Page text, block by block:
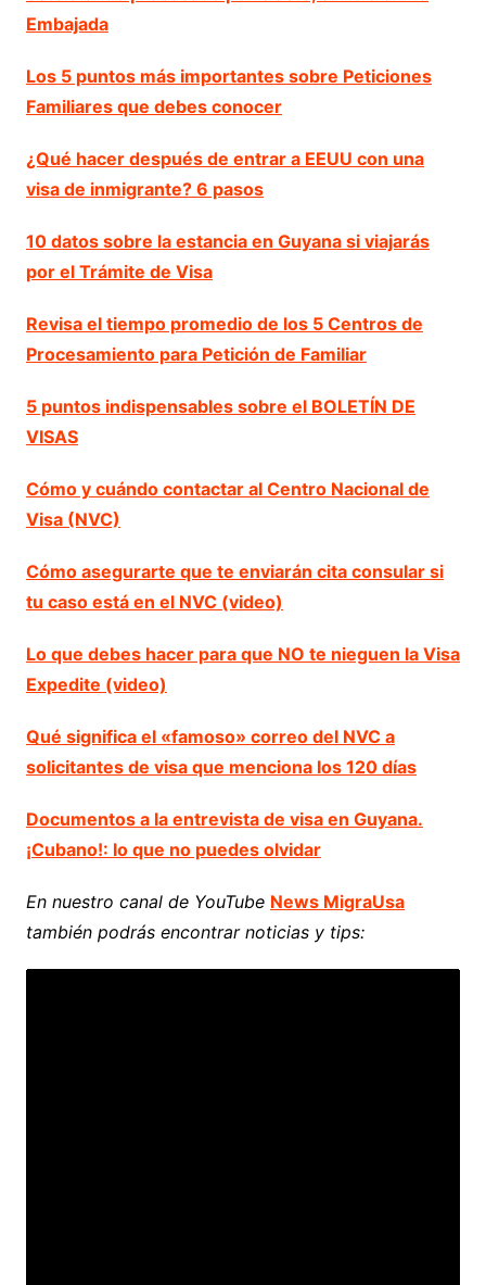
Embajada
Los 5 puntos más importantes sobre Peticiones
Familiares que debes conocer
¿Qué hacer después de entrar a EEUU con una
visa de inmigrante? 6 pasos
10 datos sobre la estancia en Guyana si viajarás
por el Trámite de Visa
Revisa el tiempo promedio de los 5 Centros de
Procesamiento para Petición de Familiar
5 puntos indispensables sobre el BOLETÍN DE
VISAS
Cómo y cuándo contactar al Centro Nacional de
Visa (NVC)
Cómo asegurarte que te enviarán cita consular si
tu caso está en el NVC (video)
Lo que debes hacer para que NO te nieguen la Visa
Expedite (video)
Qué significa el «famoso» correo del NVC a
solicitantes de visa que menciona los 120 días
Documentos a la entrevista de visa en Guyana.
¡Cubano!: lo que no puedes olvidar
En nuestro canal de YouTube News MigraUsa
también podrás encontrar noticias y tips: